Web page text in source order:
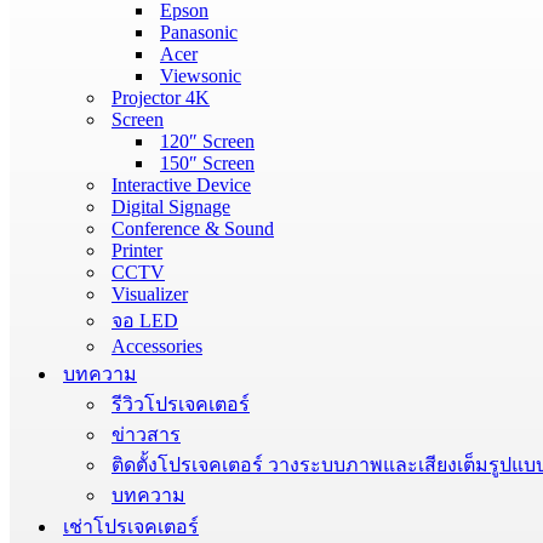
Epson
Panasonic
Acer
Viewsonic
Projector 4K
Screen
120″ Screen
150″ Screen
Interactive Device
Digital Signage
Conference & Sound
Printer
CCTV
Visualizer
จอ LED
Accessories
บทความ
รีวิวโปรเจคเตอร์
ข่าวสาร
ติดตั้งโปรเจคเตอร์ วางระบบภาพและเสียงเต็มรูปแบ
บทความ
เช่าโปรเจคเตอร์